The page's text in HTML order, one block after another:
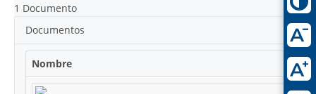
1 Documento
Documentos
Nombre